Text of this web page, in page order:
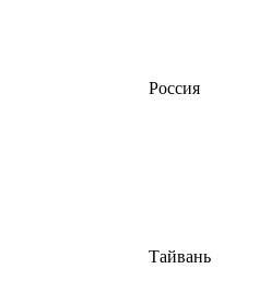
Россия
Тайвань